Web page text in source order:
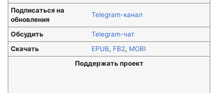
Подписаться на
обновления
Telegram-канал
Обсудить
Telegram-чат
Скачать
EPUB, FB2, MOBI
Поддержать проект